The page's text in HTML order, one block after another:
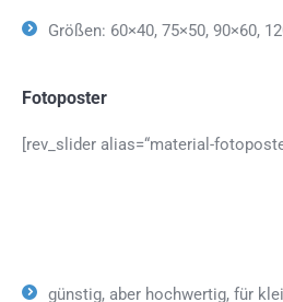
Größen: 60×40, 75×50, 90×60,
Fotoposter
[rev_slider alias=“material-
günstig, aber hochwertig, für